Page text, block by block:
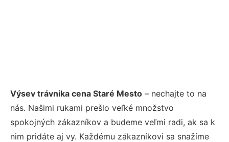
Výsev trávnika cena Staré Mesto – nechajte to na
nás. Našimi rukami prešlo veľké množstvo
spokojných zákazníkov a budeme veľmi radi, ak sa k
nim pridáte aj vy. Každému zákazníkovi sa snažíme